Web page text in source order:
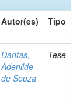
Autor(es) Tipo
Dantas,
Adenilde
de Souza
Tese